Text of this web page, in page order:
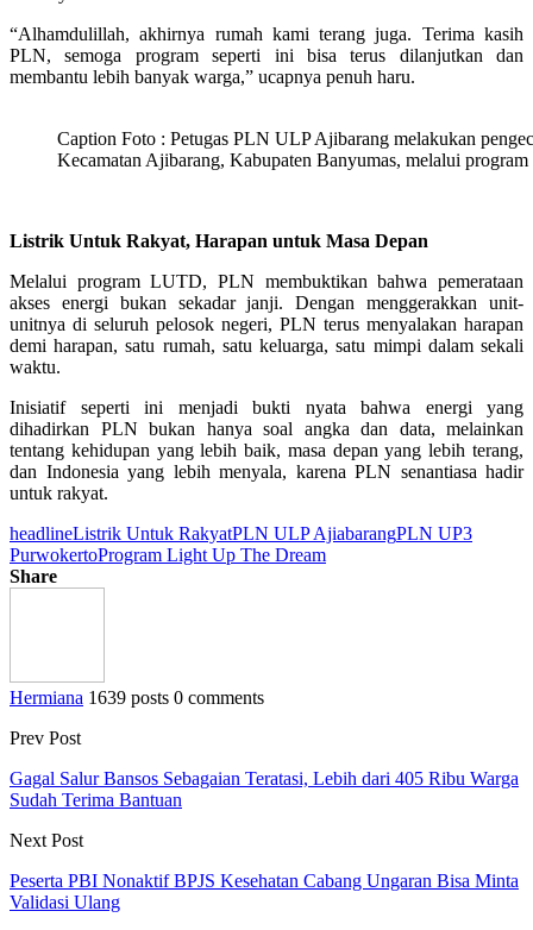
“Alhamdulillah, akhirnya rumah kami terang juga. Terima kasih
PLN, semoga program seperti ini bisa terus dilanjutkan dan
membantu lebih banyak warga,” ucapnya penuh haru.
Caption Foto : Petugas PLN ULP Ajibarang melakukan
Kecamatan Ajibarang, Kabupaten Banyumas, melalui
Listrik Untuk Rakyat, Harapan untuk Masa Depan
Melalui program LUTD, PLN membuktikan bahwa pemerataan
akses energi bukan sekadar janji. Dengan menggerakkan unit-
unitnya di seluruh pelosok negeri, PLN terus menyalakan harapan
demi harapan, satu rumah, satu keluarga, satu mimpi dalam sekali
waktu.
Inisiatif seperti ini menjadi bukti nyata bahwa energi yang
dihadirkan PLN bukan hanya soal angka dan data, melainkan
tentang kehidupan yang lebih baik, masa depan yang lebih terang,
dan Indonesia yang lebih menyala, karena PLN senantiasa hadir
untuk rakyat.
headlineListrik Untuk RakyatPLN ULP AjiabarangPLN UP3
PurwokertoProgram Light Up The Dream
Share
Hermiana 1639 posts 0 comments
Prev Post
Gagal Salur Bansos Sebagaian Teratasi, Lebih dari 405 Ribu Warga
Sudah Terima Bantuan
Next Post
Peserta PBI Nonaktif BPJS Kesehatan Cabang Ungaran Bisa Minta
Validasi Ulang